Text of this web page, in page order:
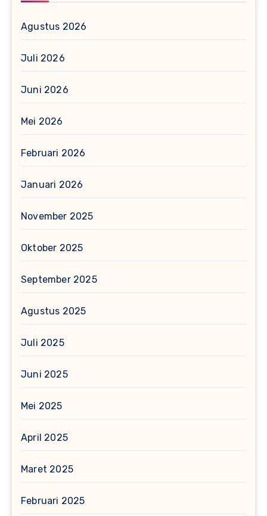
Agustus 2026
Juli 2026
Juni 2026
Mei 2026
Februari 2026
Januari 2026
November 2025
Oktober 2025
September 2025
Agustus 2025
Juli 2025
Juni 2025
Mei 2025
April 2025
Maret 2025
Februari 2025